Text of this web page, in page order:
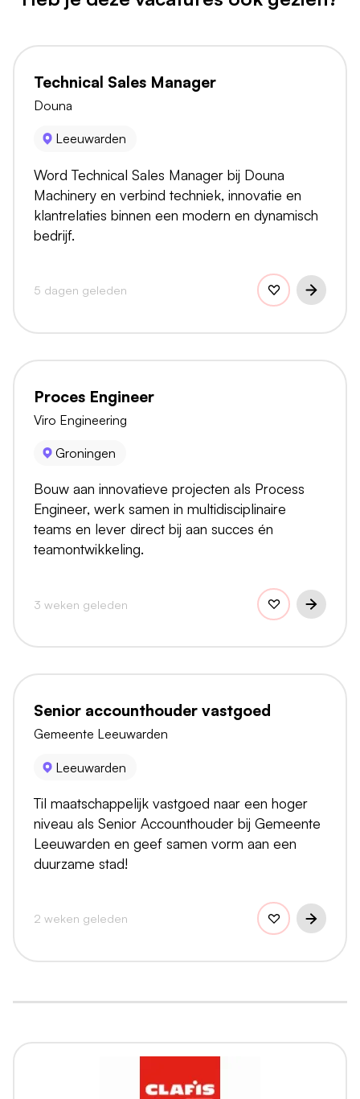
Technical Sales Manager
Douna
Leeuwarden
Word Technical Sales Manager bij Douna
Machinery en verbind techniek, innovatie en
klantrelaties binnen een modern en dynamisch
bedrijf.
5 dagen geleden
Proces Engineer
Viro Engineering
Groningen
Bouw aan innovatieve projecten als Process
Engineer, werk samen in multidisciplinaire
teams en lever direct bij aan succes én
teamontwikkeling.
3 weken geleden
Senior accounthouder vastgoed
Gemeente Leeuwarden
Leeuwarden
Til maatschappelijk vastgoed naar een hoger
niveau als Senior Accounthouder bij Gemeente
Leeuwarden en geef samen vorm aan een
duurzame stad!
2 weken geleden